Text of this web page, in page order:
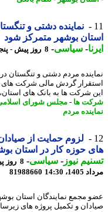
نماینده دشتی و
بوشهر متمرکز شود
-سیاسی-8 روز پیش - پنجشنبه 8 مرداد 1405، 19:50
مردم دشتی و تنگستان در
گردش مالی شرکت های
شرکت ها به بانک های استان، -
ها- مجلس شورای اسلامی-
مردم
لزوم حمایت از صیادان و
حوزه کار در استان بوشهر
نیوز-سیاسی-
14:30
81988660
مجمع نمایندگان استان بوشهر
و تکمیل پروژه های زیرساختی